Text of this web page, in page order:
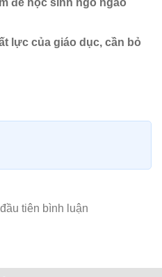
để học sinh ngổ ngáo
lực của giáo dục, cần bỏ